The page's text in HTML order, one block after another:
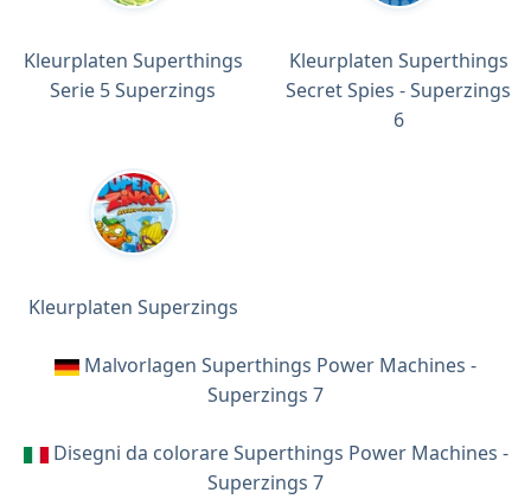
Kleurplaten Superthings
Serie 5 Superzings
Kleurplaten Superthings
Secret Spies - Superzings
6
Kleurplaten Superzings
Malvorlagen Superthings Power Machines -
Superzings 7
Disegni da colorare Superthings Power Machines -
Superzings 7